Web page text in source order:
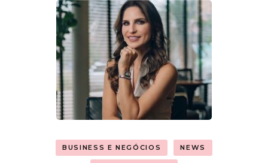
BUSINESS E NEGÓCIOS NEWS